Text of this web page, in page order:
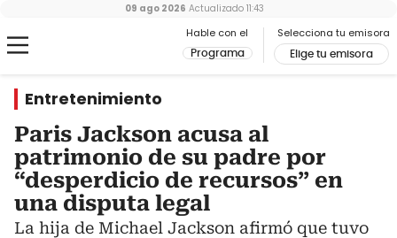
Hable con el
Programa
Selecciona tu emisora
Elige tu emisora
09 ago 2026 Actualizado 11:43
Entretenimiento
Paris Jackson acusa al
patrimonio de su padre por
“desperdicio de recursos” en
una disputa legal
La hija de Michael Jackson afirmó que tuvo